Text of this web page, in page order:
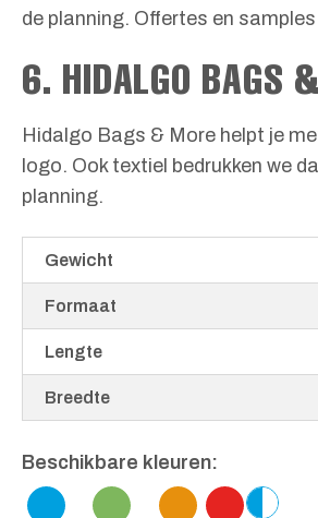
de planning. Offertes en
6. HIDALGO BAGS
Hidalgo Bags & More helpt je
logo. Ook textiel bedrukken we
planning.
Gewicht
Formaat
Lengte
Breedte
Beschikbare kleuren: